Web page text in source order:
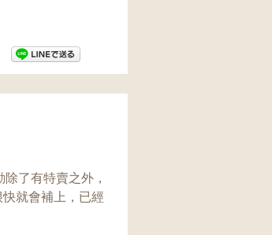
了有特賣之外，
就會補上，已經